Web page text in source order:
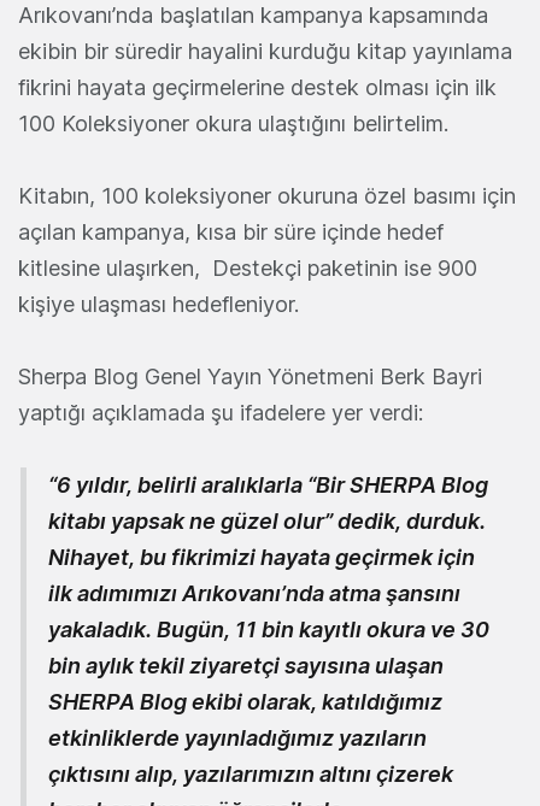
Arıkovanı’nda başlatılan kampanya kapsamında
ekibin bir süredir hayalini kurduğu kitap yayınlama
fikrini hayata geçirmelerine destek olması için ilk
100 Koleksiyoner okura ulaştığını belirtelim.
Kitabın, 100 koleksiyoner okuruna özel basımı için
açılan kampanya, kısa bir süre içinde hedef
kitlesine ulaşırken, Destekçi paketinin ise 900
kişiye ulaşması hedefleniyor.
Sherpa Blog Genel Yayın Yönetmeni Berk Bayri
yaptığı açıklamada şu ifadelere yer verdi:
“6 yıldır, belirli aralıklarla “Bir SHERPA Blog
kitabı yapsak ne güzel olur” dedik, durduk.
Nihayet, bu fikrimizi hayata geçirmek için
ilk adımımızı Arıkovanı’nda atma şansını
yakaladık. Bugün, 11 bin kayıtlı okura ve 30
bin aylık tekil ziyaretçi sayısına ulaşan
SHERPA Blog ekibi olarak, katıldığımız
etkinliklerde yayınladığımız yazıların
çıktısını alıp, yazılarımızın altını çizerek